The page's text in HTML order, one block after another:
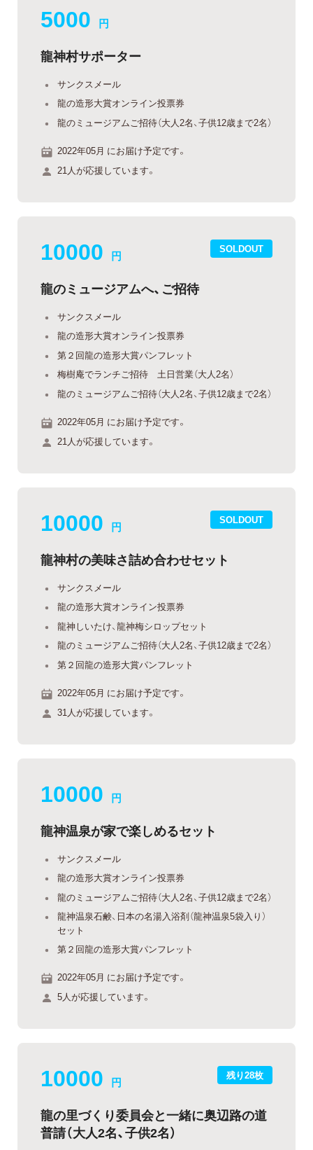
5000 円
龍神村サポーター
サンクスメール
龍の造形大賞オンライン投票券
龍のミュージアムご招待（大人2名、子供12歳まで2名）
2022年05月 にお届け予定です。
21人が応援しています。
SOLDOUT
10000 円
龍のミュージアムへ、ご招待
サンクスメール
龍の造形大賞オンライン投票券
第２回龍の造形大賞パンフレット
梅樹庵でランチご招待 土日営業（大人2名）
龍のミュージアムご招待（大人2名、子供12歳まで2名）
2022年05月 にお届け予定です。
21人が応援しています。
SOLDOUT
10000 円
龍神村の美味さ詰め合わせセット
サンクスメール
龍の造形大賞オンライン投票券
龍神しいたけ、龍神梅シロップセット
龍のミュージアムご招待（大人2名、子供12歳まで2名）
第２回龍の造形大賞パンフレット
2022年05月 にお届け予定です。
31人が応援しています。
10000 円
龍神温泉が家で楽しめるセット
サンクスメール
龍の造形大賞オンライン投票券
龍のミュージアムご招待（大人2名、子供12歳まで2名）
龍神温泉石鹸、日本の名湯入浴剤（龍神温泉5袋入り）
セット
第２回龍の造形大賞パンフレット
2022年05月 にお届け予定です。
5人が応援しています。
残り28枚
10000 円
龍の里づくり委員会と一緒に奥辺路の道
普請（大人2名、子供2名）